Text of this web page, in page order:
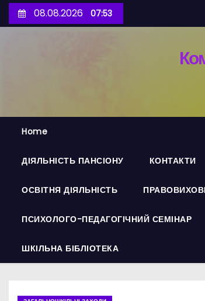
е
08.08.2026 07:53
Home
ДІЯЛЬНІСТЬ ПАНСІОНУ КОНТАКТИ
ОСВІТНЯ ДІЯЛЬНІСТЬ
ПСИХОЛОГО-ПЕДАГОГІЧНИЙ СЕМІНАР
ШКІЛЬНА БІБЛІОТЕКА